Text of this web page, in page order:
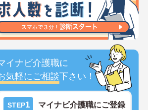
イナビ介護職に
気軽にご相談下さい！
STEP1 マイナビ介護職にご登録